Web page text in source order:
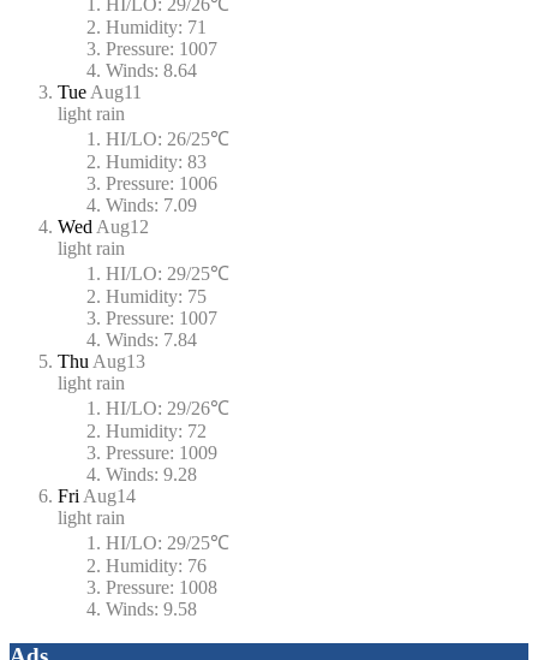
HI/LO: 29/26℃
Humidity: 71
Pressure: 1007
Winds: 8.64
TueAug11
light rain
HI/LO: 26/25℃
Humidity: 83
Pressure: 1006
Winds: 7.09
WedAug12
light rain
HI/LO: 29/25℃
Humidity: 75
Pressure: 1007
Winds: 7.84
ThuAug13
light rain
HI/LO: 29/26℃
Humidity: 72
Pressure: 1009
Winds: 9.28
FriAug14
light rain
HI/LO: 29/25℃
Humidity: 76
Pressure: 1008
Winds: 9.58